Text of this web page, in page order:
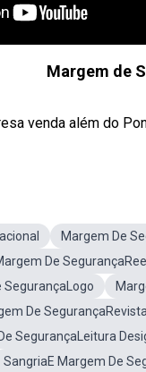
Margem de
venda além do
Margem De
De
SegurançaLogo
De SegurançaRevista
SegurançaLeitura
SangriaE Margem De